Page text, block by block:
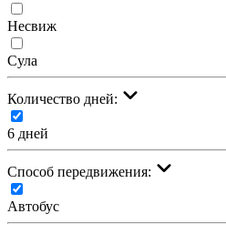
Несвиж
Сула
Количество дней:
6 дней
Cпособ передвижения:
Автобус